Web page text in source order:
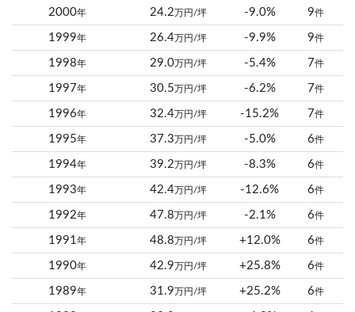
2000年 24.2万円/坪 -9.0% 9件
1999年 26.4万円/坪 -9.9% 9件
1998年 29.0万円/坪 -5.4% 7件
1997年 30.5万円/坪 -6.2% 7件
1996年 32.4万円/坪 -15.2% 7件
1995年 37.3万円/坪 -5.0% 6件
1994年 39.2万円/坪 -8.3% 6件
1993年 42.4万円/坪 -12.6% 6件
1992年 47.8万円/坪 -2.1% 6件
1991年 48.8万円/坪 +12.0% 6件
1990年 42.9万円/坪 +25.8% 6件
1989年 31.9万円/坪 +25.2% 6件